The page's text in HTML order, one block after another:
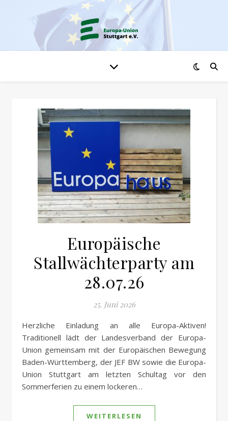
Europäische
Stallwächterparty am
28.07.26
25. Juni 2026
Herzliche Einladung an alle Europa-Aktiven!
Traditionell lädt der Landesverband der Europa-
Union gemeinsam mit der Europäischen Bewegung
Baden-Württemberg, der JEF BW sowie die Europa-
Union Stuttgart am letzten Schultag vor den
Sommerferien zu einem lockeren…
WEITERLESEN